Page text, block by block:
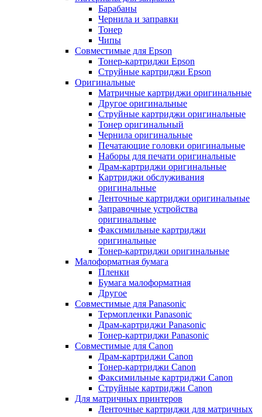
Барабаны
Чернила и заправки
Тонер
Чипы
Совместимые для Epson
Тонер-картриджи Epson
Струйные картриджи Epson
Оригинальные
Матричные картриджи оригинальные
Другое оригинальные
Струйные картриджи оригинальные
Тонер оригинальный
Чернила оригинальные
Печатающие головки оригинальные
Наборы для печати оригинальные
Драм-картриджи оригинальные
Картриджи обслуживания
оригинальные
Ленточные картриджи оригинальные
Заправочные устройства
оригинальные
Факсимильные картриджи
оригинальные
Тонер-картриджи оригинальные
Малоформатная бумага
Пленки
Бумага малоформатная
Другое
Совместимые для Panasonic
Термопленки Panasonic
Драм-картриджи Panasonic
Тонер-картриджи Panasonic
Совместимые для Canon
Драм-картриджи Canon
Тонер-картриджи Canon
Факсимильные картриджи Canon
Струйные картриджи Canon
Для матричных принтеров
Ленточные картриджи для матричных